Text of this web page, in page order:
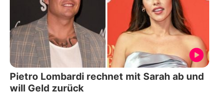
Pietro Lombardi rechnet mit Sarah ab und
will Geld zurück